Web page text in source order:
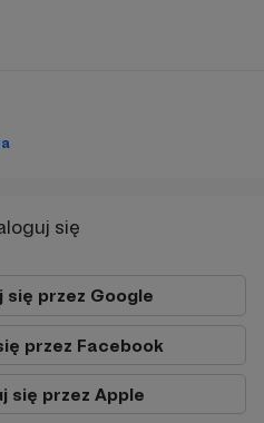
się
przez Google
przez Facebook
się przez Apple